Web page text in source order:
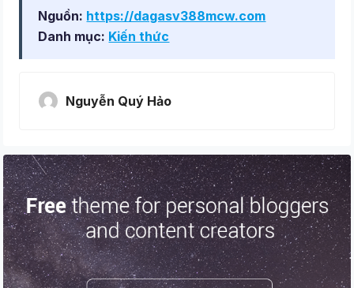
Nguồn: https://dagasv388mcw.com
Danh mục: Kiến thức
Nguyễn Quý Hảo